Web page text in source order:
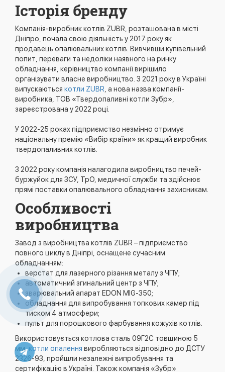
Історія бренду
Компанія-виробник котлів ZUBR, розташована в місті
Дніпро, почала свою діяльність у 2017 року як
продавець опалювальних котлів. Вивчивши купівельний
попит, переваги та недоліки наявного на ринку
обладнання, керівництво компанії вирішило
організувати власне виробництво. З 2021 року в Україні
випускаються котли ZUBR , а нова назва компанії-
виробника, ТОВ «Твердопаливні котли Зубр»,
зареєстрована у 2022 році.
У 2022-25 роках підприємство незмінно отримує
національну премію «Вибір країни» як кращий виробник
твердопаливних котлів.
З 2022 року компанія налагодила виробництво печей-
буржуйок для ЗСУ, ТрО, медичної служби та здійснює
прямі поставки опалювального обладнання захисникам.
Особливості
виробництва
Завод з виробництва котлів ZUBR – підприємство
повного циклу в Дніпрі, оснащене сучасним
обладнанням:
верстат для лазерного різання металу з ЧПУ;
автоматичний згинальний центр з ЧПУ;
зварювальний апарат EDON MIG-350;
обладнання для випробування топкових камер під
тиском 4 атмосфери;
пульт для порошкового фарбування кожухів котлів.
Використовується котлова сталь 09Г2С товщиною 5
мм,котли опалення виробляються відповідно до ДСТУ
2326-93, пройшли незалежні випробування та
сертифікацію в Україні. Також компанія «Зубр»